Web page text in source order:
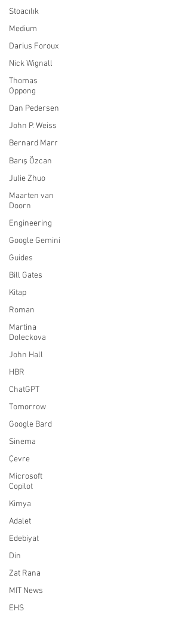
Stoacılık
Medium
Darius Foroux
Nick Wignall
Thomas
Oppong
Dan Pedersen
John P. Weiss
Bernard Marr
Barış Özcan
Julie Zhuo
Maarten van
Doorn
Engineering
Google Gemini
Guides
Bill Gates
Kitap
Roman
Martina
Doleckova
John Hall
HBR
ChatGPT
Tomorrow
Google Bard
Sinema
Çevre
Microsoft
Copilot
Kimya
Adalet
Edebiyat
Din
Zat Rana
MIT News
EHS